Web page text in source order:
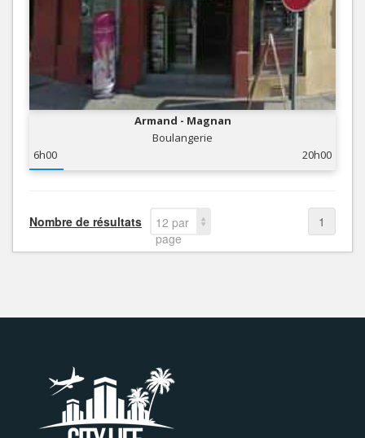
Armand - Magnan
Boulangerie
6h00
20h00
Nombre de résultats
12 par
page
1